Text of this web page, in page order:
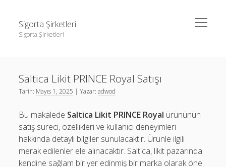
Sigorta Şirketleri
Sigorta Şirketleri
menüyü
aç
Linkedin Takipçi Yükseltme Hilesi
Liste
Sayfa Listesi
Linkedin Takipçi Yükseltme Hilesi
Liste
Sayfa Listesi
Saltica Likit PRINCE Royal Satışı
Tarih: Mayıs 1, 2025 | Yazar:adwod
Bu makalede Saltica Likit PRINCE Royal ürününün
satış süreci, özellikleri ve kullanıcı deneyimleri
hakkında detaylı bilgiler sunulacaktır. Ürünle ilgili
merak edilenler ele alınacaktır. Saltica, likit pazarında
kendine sağlam bir yer edinmiş bir marka olarak öne